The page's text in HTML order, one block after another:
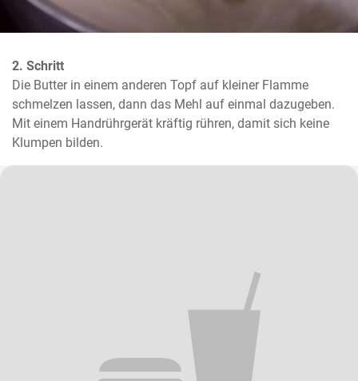
2. Schritt
Die Butter in einem anderen Topf auf kleiner Flamme
schmelzen lassen, dann das Mehl auf einmal dazugeben.
Mit einem Handrührgerät kräftig rühren, damit sich keine
Klumpen bilden.